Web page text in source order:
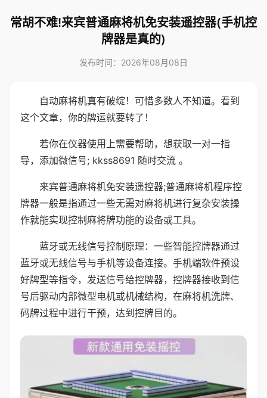
常胡不难!来宾普通麻将机免安装遥控器(手机控
牌器是真的)
发布时间：2026年08月08日
自动麻将机真有破绽！可惜多数人不知道。看到
这个文章，你的牌运就要转了！
若你在仪器使用上需要帮助，想获取一对一指
导，添加微信号; kkss8691 随时交流 。
来宾普通麻将机免安装遥控器;普通麻将机程序控
牌器一般是指通过一些无需对麻将机进行复杂安装操
作就能实现控制麻将牌功能的设备或工具。
蓝牙或无线信号控制原理：一些智能控牌器通过
蓝牙或无线信号与手机等设备连接。手机端软件预设
好牌型等指令，发送信号给控牌器，控牌器接收到信
号后驱动内部微型电机或机械结构，在麻将机洗牌、
码牌过程中进行干预，达到控牌目的。